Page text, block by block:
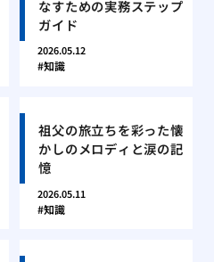
なすための実務ステップ
ガイド
2026.05.12
知識
祖父の旅立ちを彩った懐
かしのメロディと涙の記
憶
2026.05.11
知識